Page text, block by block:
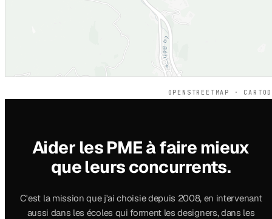
OPENSTREETMAP ·
Aider les PME à faire mieux
que leurs concurrents.
C'est la mission que j'ai choisie depuis 2008, en intervenant
aussi dans les écoles qui forment les designers, dans les